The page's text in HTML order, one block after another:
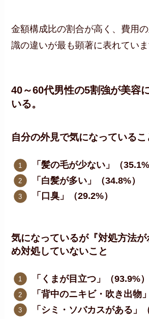
金額構成比の割合が高く、費用
識の違いが最も顕著に表れていま
40～60代男性の5割強が美容
いる。
自分の外見で気になっている
「髪の毛が少ない」（35.1%
「白髪が多い」（34.8%）
「口臭」（29.2%）
気になっているが『対処方法
め対処していないこと
「くまが目立つ」（93.9%）
「背中のニキビ・吹き出物
「シミ・ソバカスがある」